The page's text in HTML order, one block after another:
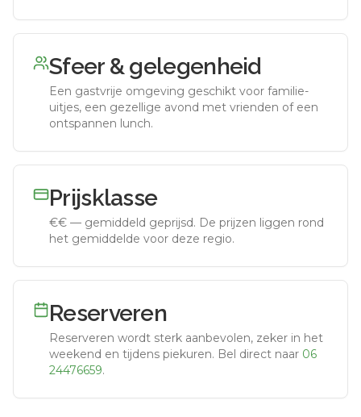
Sfeer & gelegenheid
Een gastvrije omgeving geschikt voor familie-
uitjes, een gezellige avond met vrienden of een
ontspannen lunch.
Prijsklasse
€€ — gemiddeld geprijsd. De prijzen liggen rond
het gemiddelde voor deze regio.
Reserveren
Reserveren wordt sterk aanbevolen, zeker in het
weekend en tijdens piekuren. Bel direct naar 06
24476659.